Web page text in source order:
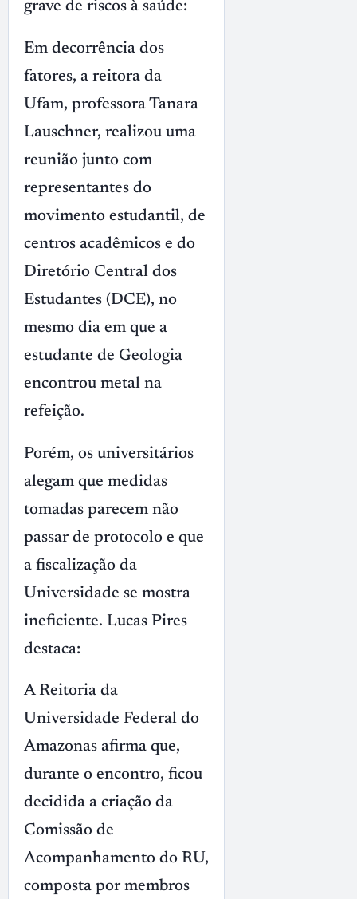
grave de riscos à saúde:
Em decorrência dos
fatores, a reitora da
Ufam, professora Tanara
Lauschner, realizou uma
reunião junto com
representantes do
movimento estudantil, de
centros acadêmicos e do
Diretório Central dos
Estudantes (DCE), no
mesmo dia em que a
estudante de Geologia
encontrou metal na
refeição.
Porém, os universitários
alegam que medidas
tomadas parecem não
passar de protocolo e que
a fiscalização da
Universidade se mostra
ineficiente. Lucas Pires
destaca:
A Reitoria da
Universidade Federal do
Amazonas afirma que,
durante o encontro, ficou
decidida a criação da
Comissão de
Acompanhamento do RU,
composta por membros